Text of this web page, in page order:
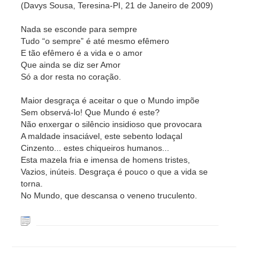
(Davys Sousa, Teresina-PI, 21 de Janeiro de 2009)
Nada se esconde para sempre
Tudo “o sempre” é até mesmo efêmero
E tão efêmero é a vida e o amor
Que ainda se diz ser Amor
Só a dor resta no coração.
Maior desgraça é aceitar o que o Mundo impõe
Sem observá-lo! Que Mundo é este?
Não enxergar o silêncio insidioso que provocara
A maldade insaciável, este sebento lodaçal
Cinzento... estes chiqueiros humanos...
Esta mazela fria e imensa de homens tristes,
Vazios, inúteis. Desgraça é pouco o que a vida se
torna.
No Mundo, que descansa o veneno truculento.